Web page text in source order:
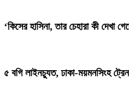
‘কিসের হাসিনা, তার চেহারা কী দেখা
৫ বগি লাইনচ্যুত, ঢাকা-ময়মনসিংহ